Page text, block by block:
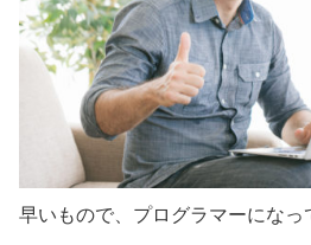
早いもので、プログラマーになっ